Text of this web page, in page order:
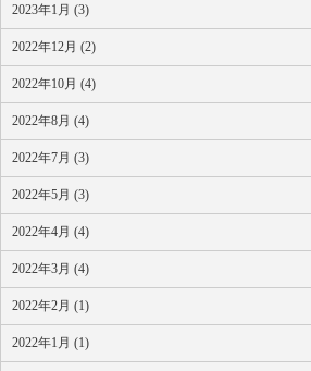
2023年1月 (3)
2022年12月 (2)
2022年10月 (4)
2022年8月 (4)
2022年7月 (3)
2022年5月 (3)
2022年4月 (4)
2022年3月 (4)
2022年2月 (1)
2022年1月 (1)